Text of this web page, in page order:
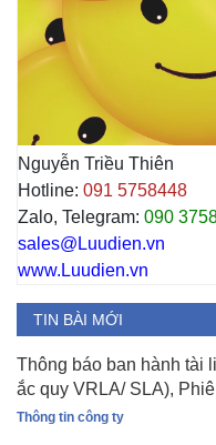
Nguyễn Triều Thiên
Hotline: 091 5758448
Zalo, Telegram: 090
sales@Luudien.vn
www.Luudien.vn
TIN BÀI MỚI
Thông báo ban hành tài
ắc quy VRLA/ SLA),
Thông tin công ty